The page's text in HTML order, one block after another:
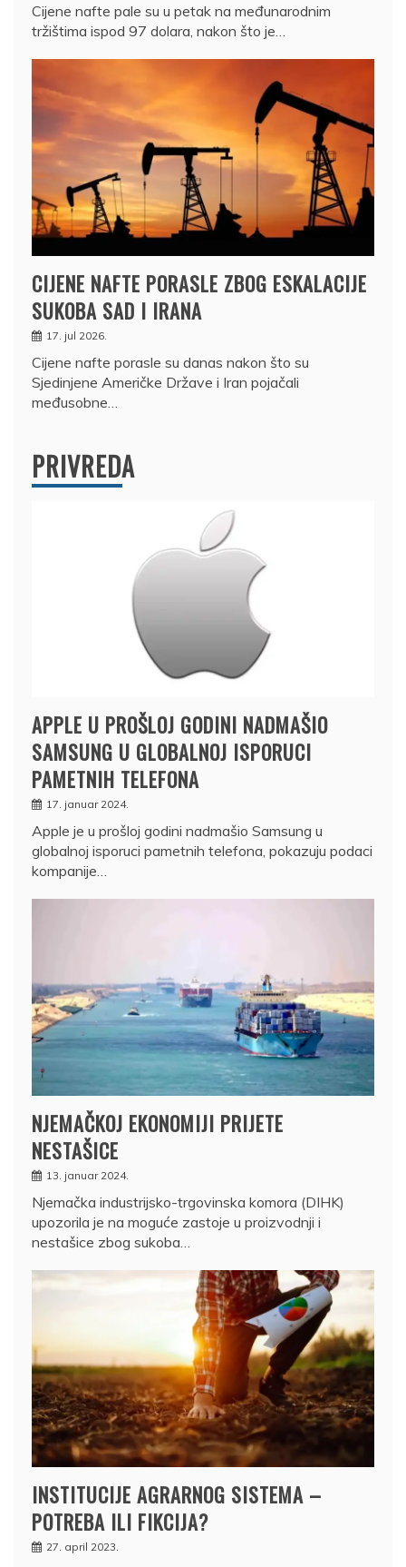
Cijene nafte pale su u petak na međunarodnim
tržištima ispod 97 dolara, nakon što je…
CIJENE NAFTE PORASLE ZBOG ESKALACIJE
SUKOBA SAD I IRANA
17. jul 2026.
Cijene nafte porasle su danas nakon što su
Sjedinjene Američke Države i Iran pojačali
međusobne…
PRIVREDA
APPLE U PROŠLOJ GODINI NADMAŠIO
SAMSUNG U GLOBALNOJ ISPORUCI
PAMETNIH TELEFONA
17. januar 2024.
Apple je u prošloj godini nadmašio Samsung u
globalnoj isporuci pametnih telefona, pokazuju podaci
kompanije…
NJEMAČKOJ EKONOMIJI PRIJETE
NESTAŠICE
13. januar 2024.
Njemačka industrijsko-trgovinska komora (DIHK)
upozorila je na moguće zastoje u proizvodnji i
nestašice zbog sukoba…
INSTITUCIJE AGRARNOG SISTEMA –
POTREBA ILI FIKCIJA?
27. april 2023.